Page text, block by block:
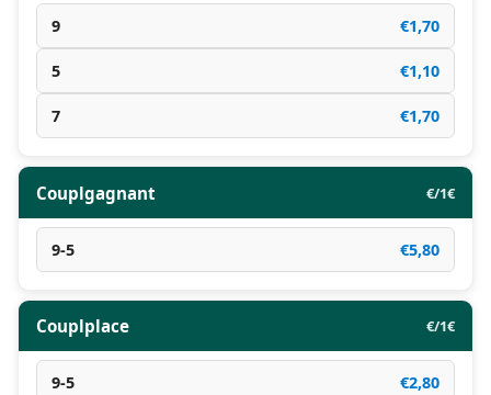
9 €1,70
5 €1,10
7 €1,70
Couplgagnant €/1€
9-5 €5,80
Couplplace €/1€
9-5 €2,80